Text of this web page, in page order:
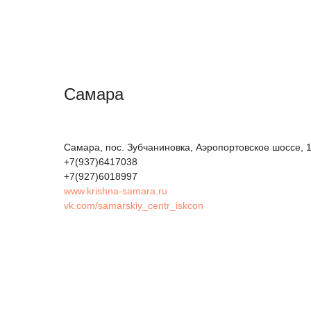
Самара
Самара, пос. Зубчаниновка, Аэропортовское шоссе,
+7(937)6417038
+7(927)6018997
www.krishna-samara.ru
vk.com/samarskiy_centr_iskcon